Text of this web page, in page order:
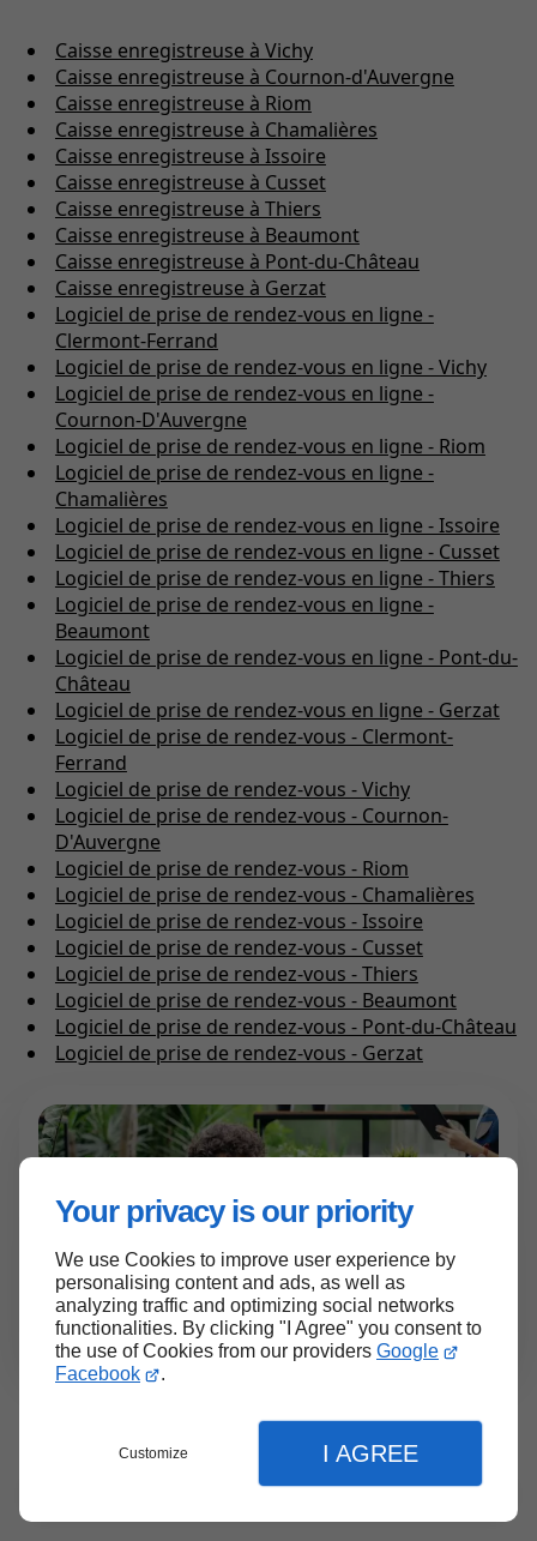
Your privacy is our priority
We use Cookies to improve user experience by
personalising content and ads, as well as
analyzing traffic and optimizing social networks
functionalities. By clicking "I Agree" you consent to
the use of Cookies from our providers Google
Facebook
.
Customize I AGREE
Caisse enregistreuse à Vichy
Caisse enregistreuse à Cournon-d'Auvergne
Caisse enregistreuse à Riom
Caisse enregistreuse à Chamalières
Caisse enregistreuse à Issoire
Caisse enregistreuse à Cusset
Caisse enregistreuse à Thiers
Caisse enregistreuse à Beaumont
Caisse enregistreuse à Pont-du-Château
Caisse enregistreuse à Gerzat
Logiciel de prise de rendez-vous en ligne -
Clermont-Ferrand
Logiciel de prise de rendez-vous en ligne - Vichy
Logiciel de prise de rendez-vous en ligne -
Cournon-D'Auvergne
Logiciel de prise de rendez-vous en ligne - Riom
Logiciel de prise de rendez-vous en ligne -
Chamalières
Logiciel de prise de rendez-vous en ligne - Issoire
Logiciel de prise de rendez-vous en ligne - Cusset
Logiciel de prise de rendez-vous en ligne - Thiers
Logiciel de prise de rendez-vous en ligne -
Beaumont
Logiciel de prise de rendez-vous en ligne - Pont-du-
Château
Logiciel de prise de rendez-vous en ligne - Gerzat
Logiciel de prise de rendez-vous - Clermont-
Ferrand
Logiciel de prise de rendez-vous - Vichy
Logiciel de prise de rendez-vous - Cournon-
D'Auvergne
Logiciel de prise de rendez-vous - Riom
Logiciel de prise de rendez-vous - Chamalières
Logiciel de prise de rendez-vous - Issoire
Logiciel de prise de rendez-vous - Cusset
Logiciel de prise de rendez-vous - Thiers
Logiciel de prise de rendez-vous - Beaumont
Logiciel de prise de rendez-vous - Pont-du-Château
Logiciel de prise de rendez-vous - Gerzat
Lesforces de Linkeo